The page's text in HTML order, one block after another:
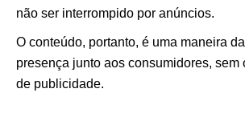
não ser interrompido por anúncios.
O conteúdo, portanto, é uma maneira
presença junto aos consumidores, sem
de publicidade.